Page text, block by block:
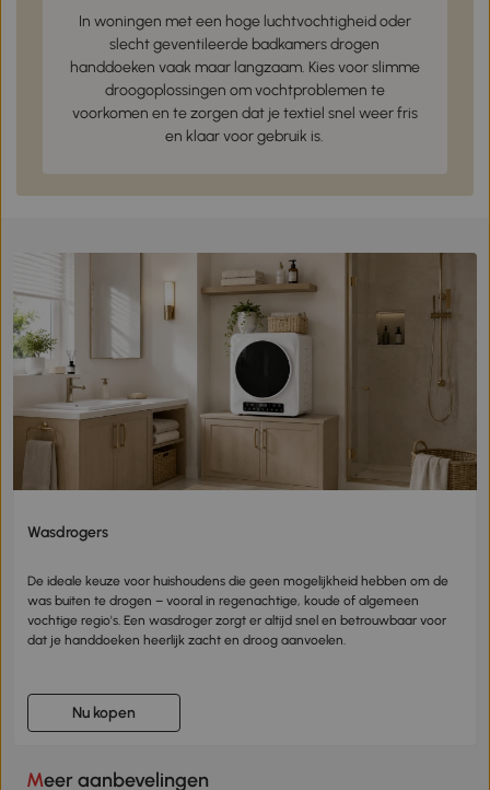
In woningen met een hoge luchtvochtigheid oder
slecht geventileerde badkamers drogen
handdoeken vaak maar langzaam. Kies voor slimme
droogoplossingen om vochtproblemen te
voorkomen en te zorgen dat je textiel snel weer fris
en klaar voor gebruik is.
Wasdrogers
De ideale keuze voor huishoudens die geen mogelijkheid hebben om de
was buiten te drogen – vooral in regenachtige, koude of algemeen
vochtige regio's. Een wasdroger zorgt er altijd snel en betrouwbaar voor
dat je handdoeken heerlijk zacht en droog aanvoelen.
Nu kopen
Meer aanbevelingen